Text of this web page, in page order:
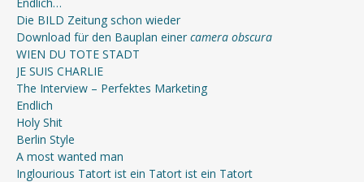
Endlich…
Die BILD Zeitung schon wieder
Download für den Bauplan einer camera obscura
WIEN DU TOTE STADT
JE SUIS CHARLIE
The Interview – Perfektes Marketing
Endlich
Holy Shit
Berlin Style
A most wanted man
Inglourious Tatort ist ein Tatort ist ein Tatort